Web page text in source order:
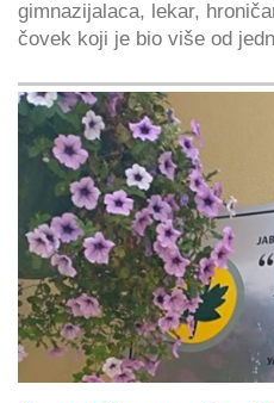
gimnazijalaca, lekar,
čovek koji je bio više od